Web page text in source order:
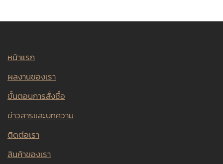
หน้าแรก
ผลงานของเรา
ขั้นตอนการสั่งซื้อ
ข่าวสารและบทความ
ติดต่อเรา
สินค้าของเรา